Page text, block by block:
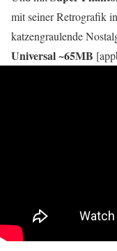
mit seiner Retrografik
katzengraulende
Universal ~65MB